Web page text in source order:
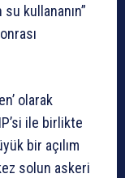
kullananın”
olarak
ile birlikte
bir açılım
solun askeri